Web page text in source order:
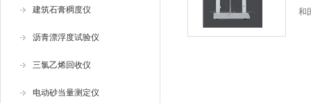
建筑石膏稠度仪
沥青漂浮度试验仪
三氯乙烯回收仪
电动砂当量测定仪
和